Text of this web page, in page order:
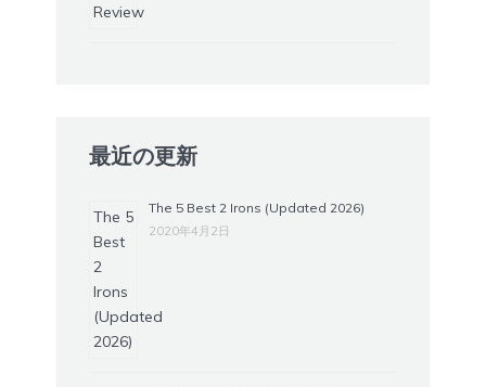
最近の更新
The 5 Best 2 Irons (Updated 2026)
2020年4月2日